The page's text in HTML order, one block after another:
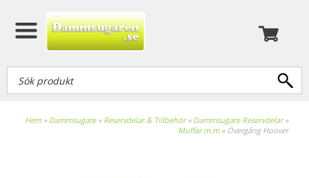
Hem» Dammsugare» Reservdelar & Tillbehör» Dammsugare Reservdelar»
Muffar m.m» Övergång Hoover